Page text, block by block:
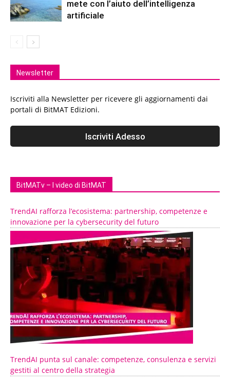
mete con l’aiuto dell’intelligenza
artificiale
Newsletter
Iscriviti alla Newsletter per ricevere gli aggiornamenti dai
portali di BitMAT Edizioni.
BitMATv – I video di BitMAT
TrendAI rafforza l’ecosistema: partnership, competenze e
innovazione per la cybersecurity del futuro
TrendAI punta sul canale: competenze, consulenza e servizi
gestiti al centro della strategia